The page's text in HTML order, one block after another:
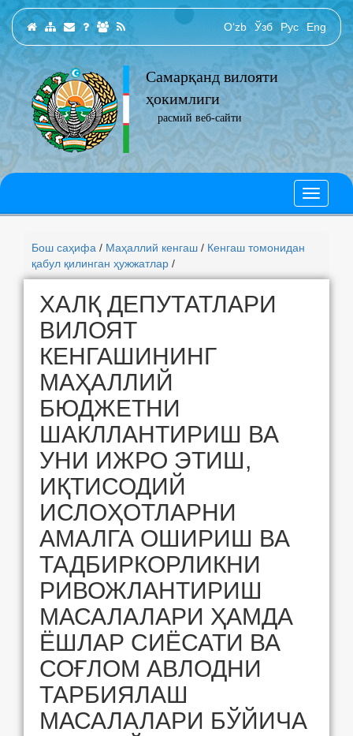
O‘zb Ўзб Рус Eng
Самарқанд вилояти
ҳокимлиги
расмий веб-сайти
Бош саҳифа / Маҳаллий кенгаш / Кенгаш томонидан
қабул қилинган ҳужжатлар /
ХАЛҚ ДЕПУТАТЛАРИ
ВИЛОЯТ
КЕНГАШИНИНГ
МАҲАЛЛИЙ
БЮДЖЕТНИ
ШАКЛЛАНТИРИШ ВА
УНИ ИЖРО ЭТИШ,
ИҚТИСОДИЙ
ИСЛОҲОТЛАРНИ
АМАЛГА ОШИРИШ ВА
ТАДБИРКОРЛИКНИ
РИВОЖЛАНТИРИШ
МАСАЛАЛАРИ ҲАМДА
ЁШЛАР СИЁСАТИ ВА
СОҒЛОМ АВЛОДНИ
ТАРБИЯЛАШ
МАСАЛАЛАРИ БЎЙИЧА